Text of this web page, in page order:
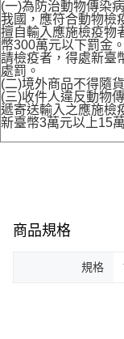
(一)為防治動物傳染
我國，應符合動物檢
擅自輸入應施檢疫物
幣300萬元以下罰金
請檢疫者，得處新臺
處罰。
(二)境外商品不得隨
(三)收件人違反動物
遞寄送輸入之應施檢
新臺幣3萬元以上15
商品規格
規格